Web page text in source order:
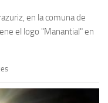
en la comuna de
el logo "Manantial" en